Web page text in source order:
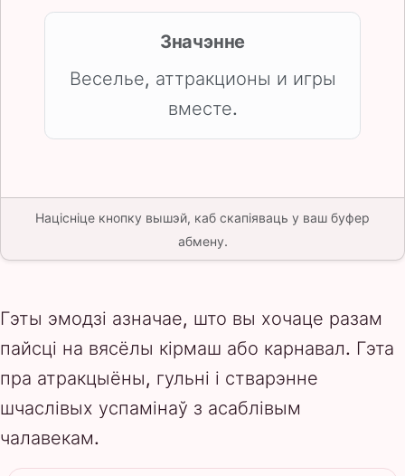
Значэнне
Веселье, аттракционы и игры
вместе.
Націсніце кнопку вышэй, каб скапіяваць у ваш буфер
абмену.
Гэты эмодзі азначае, што вы хочаце разам
пайсці на вясёлы кірмаш або карнавал. Гэта
пра атракцыёны, гульні і стварэнне
шчаслівых успамінаў з асаблівым
чалавекам.